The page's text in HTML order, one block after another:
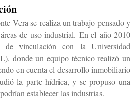
Vera se realiza un trabajo pensado y
de uso industrial. En el año 2010
de vinculación con la Universidad
donde un equipo técnico realizó un
en cuenta el desarrollo inmobiliario
la parte hídrica, y se propuso una
establecer las industrias.